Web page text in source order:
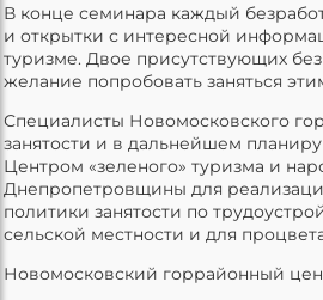
В конце семинара каждый
и открытки с интересной
туризме. Двое присутствующих
желание попробовать заняться
Специалисты Новомосковского
занятости и в дальнейшем
Центром «зеленого» туризма и
Днепропетровщины для
политики занятости по
сельской местности и для
Новомосковский горрайонный